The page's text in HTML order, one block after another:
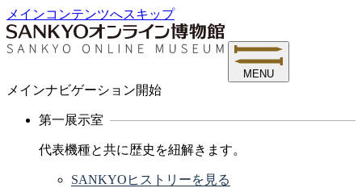
メインコンテンツへスキップ
MENU
メインナビゲーション開始
第一展示室
代表機種と共に歴史を紐解きます。
SANKYOヒストリーを見る